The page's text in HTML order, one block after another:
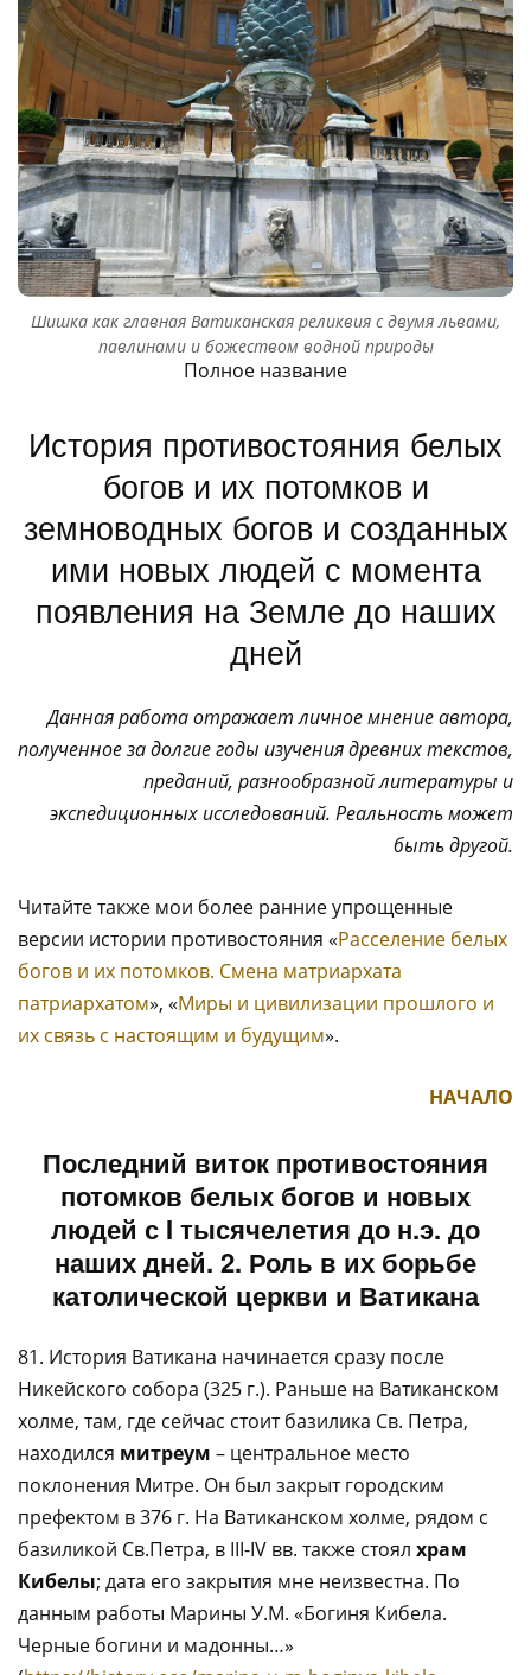
Шишка как главная Ватиканская реликвия с двумя львами,
павлинами и божеством водной природы
Полное название
История противостояния белых
богов и их потомков и
земноводных богов и созданных
ими новых людей с момента
появления на Земле до наших
дней
Данная работа отражает личное мнение автора,
полученное за долгие годы изучения древних текстов,
преданий, разнообразной литературы и
экспедиционных исследований. Реальность может
быть другой.
Читайте также мои более ранние упрощенные
версии истории противостояния «Расселение белых
богов и их потомков. Смена матриархата
патриархатом», «Миры и цивилизации прошлого и
их связь с настоящим и будущим».
НАЧАЛО
Последний виток противостояния
потомков белых богов и новых
людей с I тысячелетия до н.э. до
наших дней. 2. Роль в их борьбе
католической церкви и Ватикана
81. История Ватикана начинается сразу после
Никейского собора (325 г.). Раньше на Ватиканском
холме, там, где сейчас стоит базилика Св. Петра,
находился митреум – центральное место
поклонения Митре. Он был закрыт городским
префектом в 376 г. На Ватиканском холме, рядом с
базиликой Св.Петра, в III-IV вв. также стоял храм
Кибелы; дата его закрытия мне неизвестна. По
данным работы Марины У.М. «Богиня Кибела.
Черные богини и мадонны…»